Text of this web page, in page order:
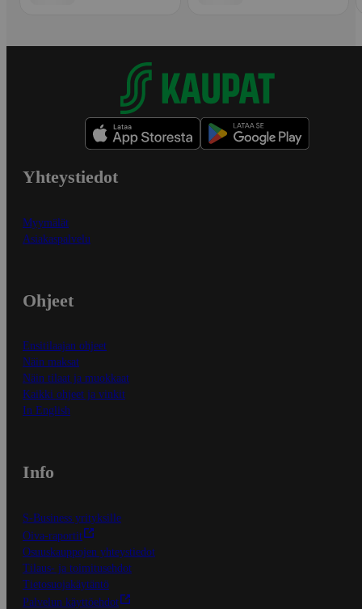
Yhteystiedot
Myymälät
Asiakaspalvelu
Ohjeet
Ensitilaajan ohjeet
Näin maksat
Näin tilaat ja muokkaat
Kaikki ohjeet ja vinkit
In English
Info
S-Business yrityksille
Oiva-raportit
Osuuskauppojen yhteystiedot
Tilaus- ja toimitusehdot
Tietosuojakäytäntö
Palvelun käyttöehdot